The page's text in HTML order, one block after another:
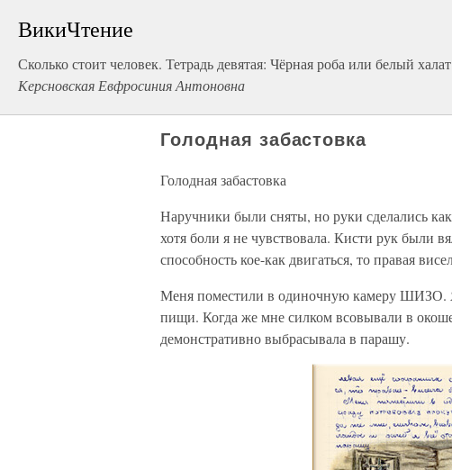
ВикиЧтение
Сколько стоит человек. Тетрадь девятая: Чёрная роба или белый халат
Керсновская Евфросиния Антоновна
Голодная забастовка
Голодная забастовка
Наручники были сняты, но руки сделались
хотя боли я не чувствовала. Кисти рук были
способность кое-как двигаться, то правая
Меня поместили в одиночную камеру ШИЗО. Я
пищи. Когда же мне силком всовывали в
демонстративно выбрасывала в парашу.